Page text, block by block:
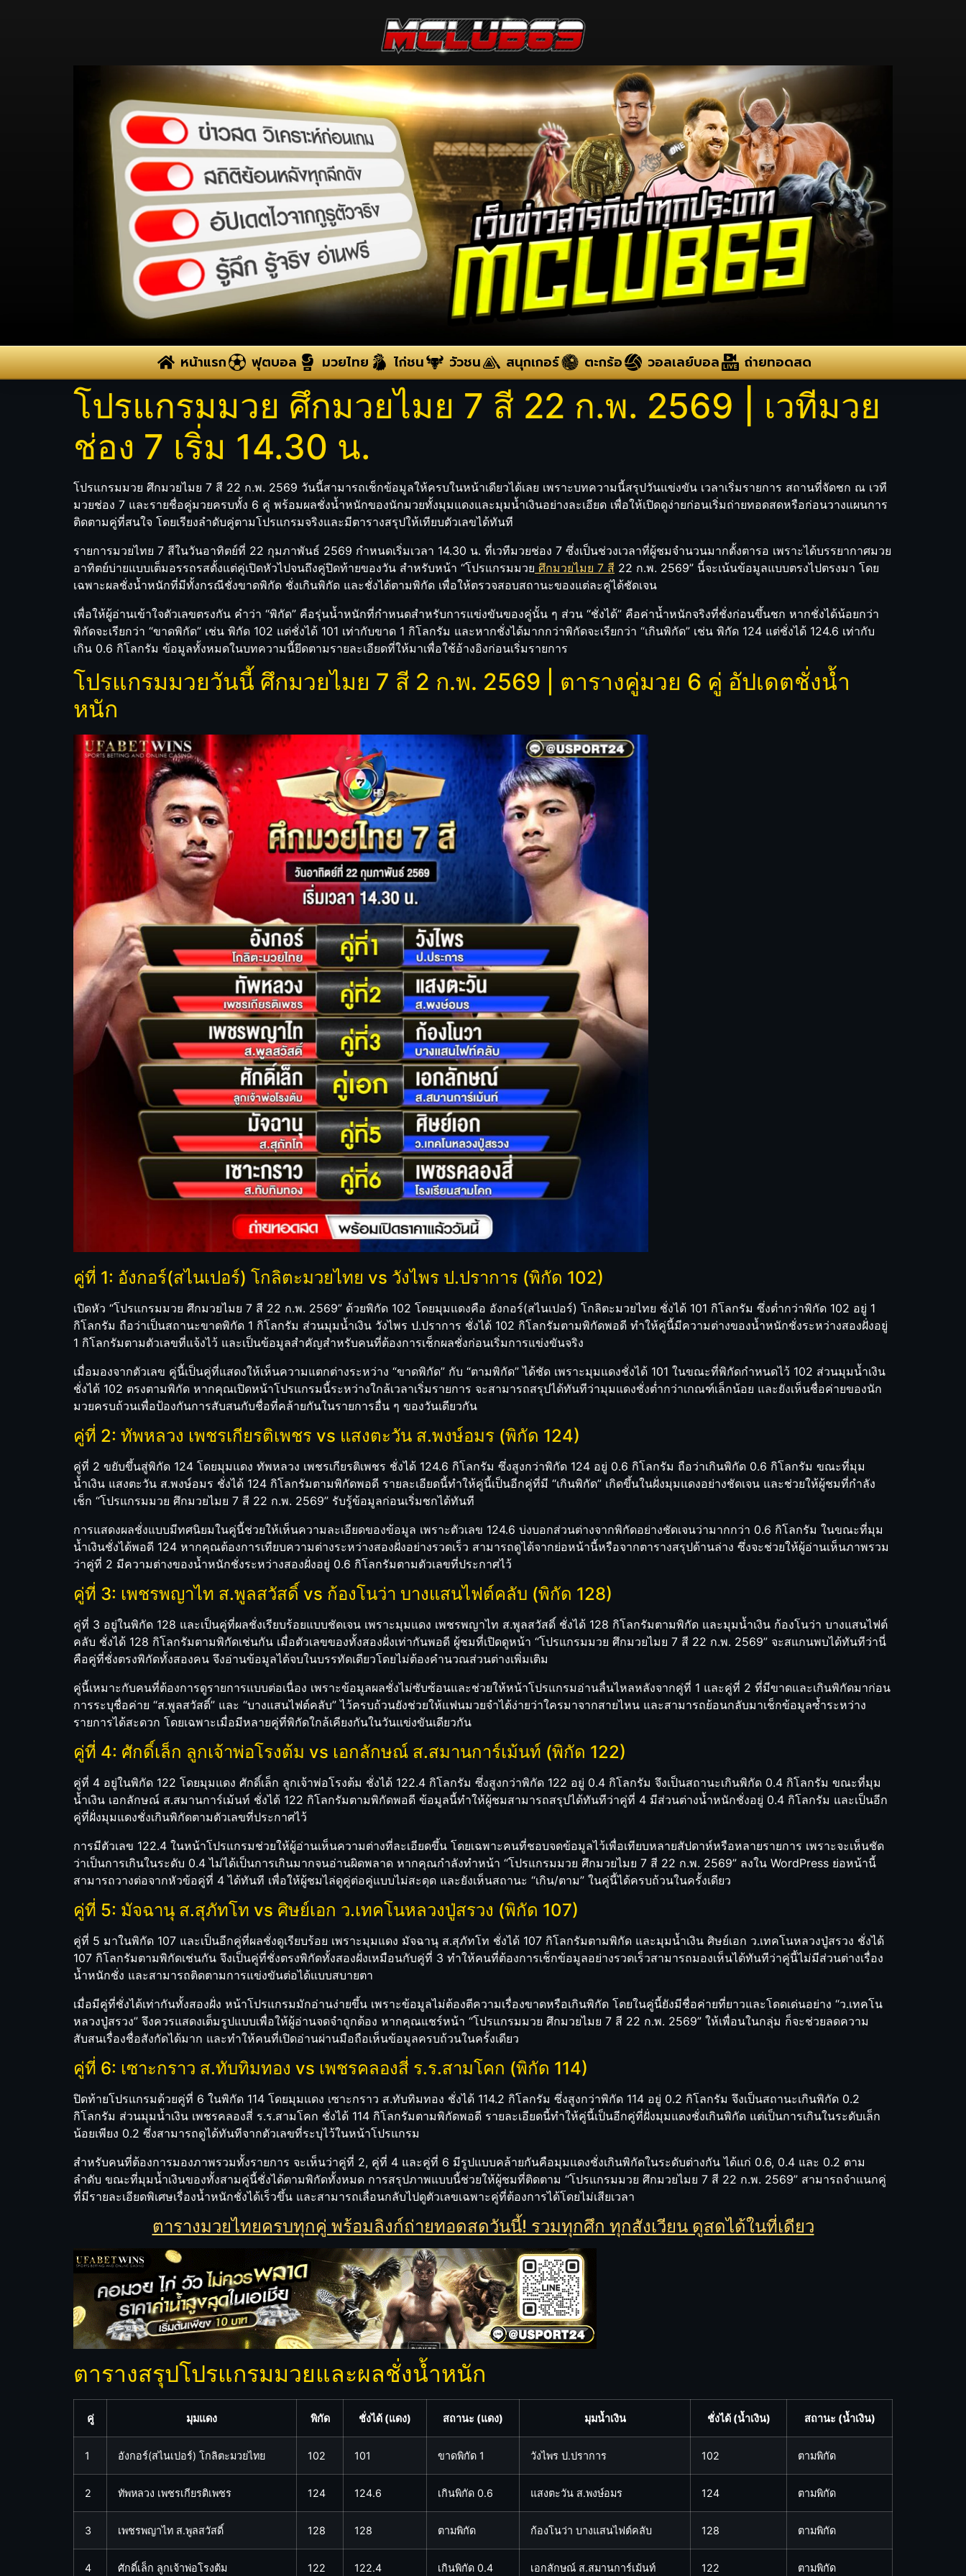
หน้าแรก ฟุตบอล มวยไทย ไก่ชน วัวชน สนุกเกอร์ ตะกร้อ วอลเลย์บอล ถ่ายทอดสด
โปรแกรมมวย ศึกมวยไมย 7 สี 22 ก.พ. 2569 | เวทีมวย
ช่อง 7 เริ่ม 14.30 น.
โปรแกรมมวย ศึกมวยไมย 7 สี 22 ก.พ. 2569 วันนี้สามารถเช็กข้อมูลให้ครบในหน้าเดียวได้เลย เพราะบทความนี้สรุปวันแข่งขัน เวลาเริ่มรายการ สถานที่จัดชก ณ เวที
มวยช่อง 7 และรายชื่อคู่มวยครบทั้ง 6 คู่ พร้อมผลชั่งน้ำหนักของนักมวยทั้งมุมแดงและมุมน้ำเงินอย่างละเอียด เพื่อให้เปิดดูง่ายก่อนเริ่มถ่ายทอดสดหรือก่อนวางแผนการ
ติดตามคู่ที่สนใจ โดยเรียงลำดับคู่ตามโปรแกรมจริงและมีตารางสรุปให้เทียบตัวเลขได้ทันที
รายการมวยไทย 7 สีในวันอาทิตย์ที่ 22 กุมภาพันธ์ 2569 กำหนดเริ่มเวลา 14.30 น. ที่เวทีมวยช่อง 7 ซึ่งเป็นช่วงเวลาที่ผู้ชมจำนวนมากตั้งตารอ เพราะได้บรรยากาศมวย
อาทิตย์บ่ายแบบเต็มอรรถรสตั้งแต่คู่เปิดหัวไปจนถึงคู่ปิดท้ายของวัน สำหรับหน้า “โปรแกรมมวย ศึกมวยไมย 7 สี 22 ก.พ. 2569” นี้จะเน้นข้อมูลแบบตรงไปตรงมา โดย
เฉพาะผลชั่งน้ำหนักที่มีทั้งกรณีชั่งขาดพิกัด ชั่งเกินพิกัด และชั่งได้ตามพิกัด เพื่อให้ตรวจสอบสถานะของแต่ละคู่ได้ชัดเจน
เพื่อให้ผู้อ่านเข้าใจตัวเลขตรงกัน คำว่า “พิกัด” คือรุ่นน้ำหนักที่กำหนดสำหรับการแข่งขันของคู่นั้น ๆ ส่วน “ชั่งได้” คือค่าน้ำหนักจริงที่ชั่งก่อนขึ้นชก หากชั่งได้น้อยกว่า
พิกัดจะเรียกว่า “ขาดพิกัด” เช่น พิกัด 102 แต่ชั่งได้ 101 เท่ากับขาด 1 กิโลกรัม และหากชั่งได้มากกว่าพิกัดจะเรียกว่า “เกินพิกัด” เช่น พิกัด 124 แต่ชั่งได้ 124.6 เท่ากับ
เกิน 0.6 กิโลกรัม ข้อมูลทั้งหมดในบทความนี้ยึดตามรายละเอียดที่ให้มาเพื่อใช้อ้างอิงก่อนเริ่มรายการ
โปรแกรมมวยวันนี้ ศึกมวยไมย 7 สี 2 ก.พ. 2569 | ตารางคู่มวย 6 คู่ อัปเดตชั่งน้ำ
หนัก
คู่ที่ 1: อังกอร์(สไนเปอร์) โกลิตะมวยไทย vs วังไพร ป.ปราการ (พิกัด 102)
เปิดหัว “โปรแกรมมวย ศึกมวยไมย 7 สี 22 ก.พ. 2569” ด้วยพิกัด 102 โดยมุมแดงคือ อังกอร์(สไนเปอร์) โกลิตะมวยไทย ชั่งได้ 101 กิโลกรัม ซึ่งต่ำกว่าพิกัด 102 อยู่ 1
กิโลกรัม ถือว่าเป็นสถานะขาดพิกัด 1 กิโลกรัม ส่วนมุมน้ำเงิน วังไพร ป.ปราการ ชั่งได้ 102 กิโลกรัมตามพิกัดพอดี ทำให้คู่นี้มีความต่างของน้ำหนักชั่งระหว่างสองฝั่งอยู่
1 กิโลกรัมตามตัวเลขที่แจ้งไว้ และเป็นข้อมูลสำคัญสำหรับคนที่ต้องการเช็กผลชั่งก่อนเริ่มการแข่งขันจริง
เมื่อมองจากตัวเลข คู่นี้เป็นคู่ที่แสดงให้เห็นความแตกต่างระหว่าง “ขาดพิกัด” กับ “ตามพิกัด” ได้ชัด เพราะมุมแดงชั่งได้ 101 ในขณะที่พิกัดกำหนดไว้ 102 ส่วนมุมน้ำเงิน
ชั่งได้ 102 ตรงตามพิกัด หากคุณเปิดหน้าโปรแกรมนี้ระหว่างใกล้เวลาเริ่มรายการ จะสามารถสรุปได้ทันทีว่ามุมแดงชั่งต่ำกว่าเกณฑ์เล็กน้อย และยังเห็นชื่อค่ายของนัก
มวยครบถ้วนเพื่อป้องกันการสับสนกับชื่อที่คล้ายกันในรายการอื่น ๆ ของวันเดียวกัน
คู่ที่ 2: ทัพหลวง เพชรเกียรติเพชร vs แสงตะวัน ส.พงษ์อมร (พิกัด 124)
คู่ที่ 2 ขยับขึ้นสู่พิกัด 124 โดยมุมแดง ทัพหลวง เพชรเกียรติเพชร ชั่งได้ 124.6 กิโลกรัม ซึ่งสูงกว่าพิกัด 124 อยู่ 0.6 กิโลกรัม ถือว่าเกินพิกัด 0.6 กิโลกรัม ขณะที่มุม
น้ำเงิน แสงตะวัน ส.พงษ์อมร ชั่งได้ 124 กิโลกรัมตามพิกัดพอดี รายละเอียดนี้ทำให้คู่นี้เป็นอีกคู่ที่มี “เกินพิกัด” เกิดขึ้นในฝั่งมุมแดงอย่างชัดเจน และช่วยให้ผู้ชมที่กำลัง
เช็ก “โปรแกรมมวย ศึกมวยไมย 7 สี 22 ก.พ. 2569” รับรู้ข้อมูลก่อนเริ่มชกได้ทันที
การแสดงผลชั่งแบบมีทศนิยมในคู่นี้ช่วยให้เห็นความละเอียดของข้อมูล เพราะตัวเลข 124.6 บ่งบอกส่วนต่างจากพิกัดอย่างชัดเจนว่ามากกว่า 0.6 กิโลกรัม ในขณะที่มุม
น้ำเงินชั่งได้พอดี 124 หากคุณต้องการเทียบความต่างระหว่างสองฝั่งอย่างรวดเร็ว สามารถดูได้จากย่อหน้านี้หรือจากตารางสรุปด้านล่าง ซึ่งจะช่วยให้ผู้อ่านเห็นภาพรวม
ว่าคู่ที่ 2 มีความต่างของน้ำหนักชั่งระหว่างสองฝั่งอยู่ 0.6 กิโลกรัมตามตัวเลขที่ประกาศไว้
คู่ที่ 3: เพชรพญาไท ส.พูลสวัสดิ์ vs ก้องโนว่า บางแสนไฟต์คลับ (พิกัด 128)
คู่ที่ 3 อยู่ในพิกัด 128 และเป็นคู่ที่ผลชั่งเรียบร้อยแบบชัดเจน เพราะมุมแดง เพชรพญาไท ส.พูลสวัสดิ์ ชั่งได้ 128 กิโลกรัมตามพิกัด และมุมน้ำเงิน ก้องโนว่า บางแสนไฟต์
คลับ ชั่งได้ 128 กิโลกรัมตามพิกัดเช่นกัน เมื่อตัวเลขของทั้งสองฝั่งเท่ากันพอดี ผู้ชมที่เปิดดูหน้า “โปรแกรมมวย ศึกมวยไมย 7 สี 22 ก.พ. 2569” จะสแกนพบได้ทันทีว่านี่
คือคู่ที่ชั่งตรงพิกัดทั้งสองคน จึงอ่านข้อมูลได้จบในบรรทัดเดียวโดยไม่ต้องคำนวณส่วนต่างเพิ่มเติม
คู่นี้เหมาะกับคนที่ต้องการดูรายการแบบต่อเนื่อง เพราะข้อมูลผลชั่งไม่ซับซ้อนและช่วยให้หน้าโปรแกรมอ่านลื่นไหลหลังจากคู่ที่ 1 และคู่ที่ 2 ที่มีขาดและเกินพิกัดมาก่อน
การระบุชื่อค่าย “ส.พูลสวัสดิ์” และ “บางแสนไฟต์คลับ” ไว้ครบถ้วนยังช่วยให้แฟนมวยจำได้ง่ายว่าใครมาจากสายไหน และสามารถย้อนกลับมาเช็กข้อมูลซ้ำระหว่าง
รายการได้สะดวก โดยเฉพาะเมื่อมีหลายคู่ที่พิกัดใกล้เคียงกันในวันแข่งขันเดียวกัน
คู่ที่ 4: ศักดิ์เล็ก ลูกเจ้าพ่อโรงต้ม vs เอกลักษณ์ ส.สมานการ์เม้นท์ (พิกัด 122)
คู่ที่ 4 อยู่ในพิกัด 122 โดยมุมแดง ศักดิ์เล็ก ลูกเจ้าพ่อโรงต้ม ชั่งได้ 122.4 กิโลกรัม ซึ่งสูงกว่าพิกัด 122 อยู่ 0.4 กิโลกรัม จึงเป็นสถานะเกินพิกัด 0.4 กิโลกรัม ขณะที่มุม
น้ำเงิน เอกลักษณ์ ส.สมานการ์เม้นท์ ชั่งได้ 122 กิโลกรัมตามพิกัดพอดี ข้อมูลนี้ทำให้ผู้ชมสามารถสรุปได้ทันทีว่าคู่ที่ 4 มีส่วนต่างน้ำหนักชั่งอยู่ 0.4 กิโลกรัม และเป็นอีก
คู่ที่ฝั่งมุมแดงชั่งเกินพิกัดตามตัวเลขที่ประกาศไว้
การมีตัวเลข 122.4 ในหน้าโปรแกรมช่วยให้ผู้อ่านเห็นความต่างที่ละเอียดขึ้น โดยเฉพาะคนที่ชอบจดข้อมูลไว้เพื่อเทียบหลายสัปดาห์หรือหลายรายการ เพราะจะเห็นชัด
ว่าเป็นการเกินในระดับ 0.4 ไม่ได้เป็นการเกินมากจนอ่านผิดพลาด หากคุณกำลังทำหน้า “โปรแกรมมวย ศึกมวยไมย 7 สี 22 ก.พ. 2569” ลงใน WordPress ย่อหน้านี้
สามารถวางต่อจากหัวข้อคู่ที่ 4 ได้ทันที เพื่อให้ผู้ชมไล่ดูคู่ต่อคู่แบบไม่สะดุด และยังเห็นสถานะ “เกิน/ตาม” ในคู่นี้ได้ครบถ้วนในครั้งเดียว
คู่ที่ 5: มัจฉานุ ส.สุภัทโท vs ศิษย์เอก ว.เทคโนหลวงปู่สรวง (พิกัด 107)
คู่ที่ 5 มาในพิกัด 107 และเป็นอีกคู่ที่ผลชั่งดูเรียบร้อย เพราะมุมแดง มัจฉานุ ส.สุภัทโท ชั่งได้ 107 กิโลกรัมตามพิกัด และมุมน้ำเงิน ศิษย์เอก ว.เทคโนหลวงปู่สรวง ชั่งได้
107 กิโลกรัมตามพิกัดเช่นกัน จึงเป็นคู่ที่ชั่งตรงพิกัดทั้งสองฝั่งเหมือนกับคู่ที่ 3 ทำให้คนที่ต้องการเช็กข้อมูลอย่างรวดเร็วสามารถมองเห็นได้ทันทีว่าคู่นี้ไม่มีส่วนต่างเรื่อง
น้ำหนักชั่ง และสามารถติดตามการแข่งขันต่อได้แบบสบายตา
เมื่อมีคู่ที่ชั่งได้เท่ากันทั้งสองฝั่ง หน้าโปรแกรมมักอ่านง่ายขึ้น เพราะข้อมูลไม่ต้องตีความเรื่องขาดหรือเกินพิกัด โดยในคู่นี้ยังมีชื่อค่ายที่ยาวและโดดเด่นอย่าง “ว.เทคโน
หลวงปู่สรวง” จึงควรแสดงเต็มรูปแบบเพื่อให้ผู้อ่านจดจำถูกต้อง หากคุณแชร์หน้า “โปรแกรมมวย ศึกมวยไมย 7 สี 22 ก.พ. 2569” ให้เพื่อนในกลุ่ม ก็จะช่วยลดความ
สับสนเรื่องชื่อสังกัดได้มาก และทำให้คนที่เปิดอ่านผ่านมือถือเห็นข้อมูลครบถ้วนในครั้งเดียว
คู่ที่ 6: เซาะกราว ส.ทับทิมทอง vs เพชรคลองสี่ ร.ร.สามโคก (พิกัด 114)
ปิดท้ายโปรแกรมด้วยคู่ที่ 6 ในพิกัด 114 โดยมุมแดง เซาะกราว ส.ทับทิมทอง ชั่งได้ 114.2 กิโลกรัม ซึ่งสูงกว่าพิกัด 114 อยู่ 0.2 กิโลกรัม จึงเป็นสถานะเกินพิกัด 0.2
กิโลกรัม ส่วนมุมน้ำเงิน เพชรคลองสี่ ร.ร.สามโคก ชั่งได้ 114 กิโลกรัมตามพิกัดพอดี รายละเอียดนี้ทำให้คู่นี้เป็นอีกคู่ที่ฝั่งมุมแดงชั่งเกินพิกัด แต่เป็นการเกินในระดับเล็ก
น้อยเพียง 0.2 ซึ่งสามารถดูได้ทันทีจากตัวเลขที่ระบุไว้ในหน้าโปรแกรม
สำหรับคนที่ต้องการมองภาพรวมทั้งรายการ จะเห็นว่าคู่ที่ 2, คู่ที่ 4 และคู่ที่ 6 มีรูปแบบคล้ายกันคือมุมแดงชั่งเกินพิกัดในระดับต่างกัน ได้แก่ 0.6, 0.4 และ 0.2 ตาม
ลำดับ ขณะที่มุมน้ำเงินของทั้งสามคู่นี้ชั่งได้ตามพิกัดทั้งหมด การสรุปภาพแบบนี้ช่วยให้ผู้ชมที่ติดตาม “โปรแกรมมวย ศึกมวยไมย 7 สี 22 ก.พ. 2569” สามารถจำแนกคู่
ที่มีรายละเอียดพิเศษเรื่องน้ำหนักชั่งได้เร็วขึ้น และสามารถเลื่อนกลับไปดูตัวเลขเฉพาะคู่ที่ต้องการได้โดยไม่เสียเวลา
ตารางมวยไทยครบทุกคู่ พร้อมลิงก์ถ่ายทอดสดวันนี้! รวมทุกศึก ทุกสังเวียน ดูสดได้ในที่เดียว
ตารางสรุปโปรแกรมมวยและผลชั่งน้ำหนัก
คู่ มุมแดง พิกัด ชั่งได้ (แดง) สถานะ (แดง) มุมน้ำเงิน ชั่งได้ (น้ำเงิน) สถานะ (น้ำเงิน)
1 อังกอร์(สไนเปอร์) โกลิตะมวยไทย 102 101 ขาดพิกัด 1 วังไพร ป.ปราการ 102 ตามพิกัด
2 ทัพหลวง เพชรเกียรติเพชร 124 124.6 เกินพิกัด 0.6 แสงตะวัน ส.พงษ์อมร 124 ตามพิกัด
3 เพชรพญาไท ส.พูลสวัสดิ์ 128 128 ตามพิกัด ก้องโนว่า บางแสนไฟต์คลับ 128 ตามพิกัด
4 ศักดิ์เล็ก ลูกเจ้าพ่อโรงต้ม 122 122.4 เกินพิกัด 0.4 เอกลักษณ์ ส.สมานการ์เม้นท์ 122 ตามพิกัด